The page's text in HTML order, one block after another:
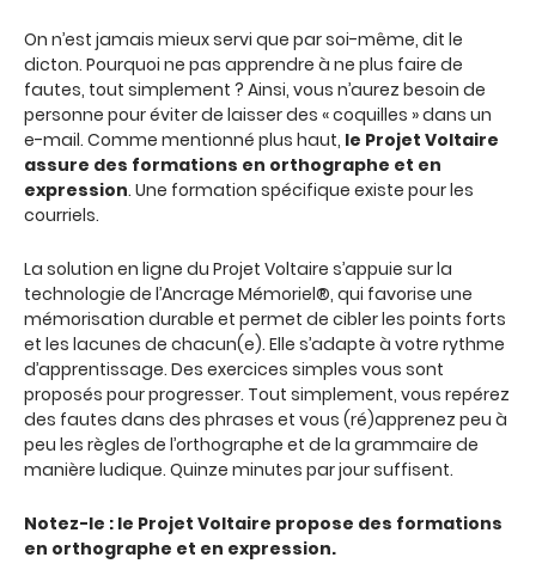
On n’est jamais mieux servi que par soi-même, dit le
dicton. Pourquoi ne pas apprendre à ne plus faire de
fautes, tout simplement ? Ainsi, vous n’aurez besoin de
personne pour éviter de laisser des « coquilles » dans un
e-mail. Comme mentionné plus haut, le Projet Voltaire
assure des formations en orthographe et en
expression. Une formation spécifique existe pour les
courriels.
La solution en ligne du Projet Voltaire s’appuie sur la
technologie de l’Ancrage Mémoriel®, qui favorise une
mémorisation durable et permet de cibler les points forts
et les lacunes de chacun(e). Elle s’adapte à votre rythme
d’apprentissage. Des exercices simples vous sont
proposés pour progresser. Tout simplement, vous repérez
des fautes dans des phrases et vous (ré)apprenez peu à
peu les règles de l’orthographe et de la grammaire de
manière ludique. Quinze minutes par jour suffisent.
Notez-le : le Projet Voltaire propose des formations
en orthographe et en expression.